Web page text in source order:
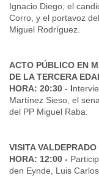
Ignacio Diego, el
Corro, y el portavoz
Miguel Rodríguez.
ACTO PÚBLICO EN
DE LA TERCERA
HORA: 20:30 - I
Martínez Sieso, el
del PP Miguel Raba.
VISITA
HORA: 12:00 -
den Eynde, Luis